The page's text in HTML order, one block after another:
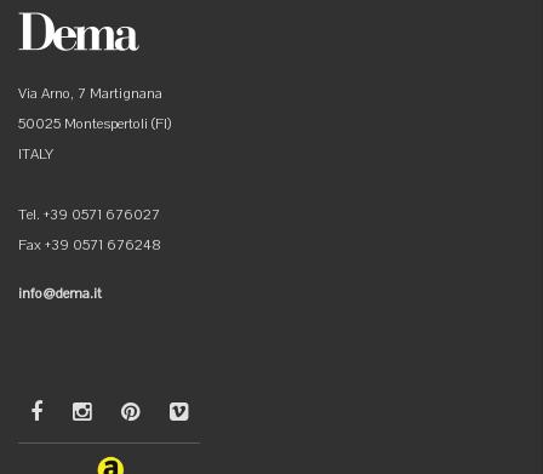
Via Arno, 7 Martignana
50025 Montespertoli (FI)
ITALY
Tel. +39 0571 676027
Fax +39 0571 676248
info@dema.it